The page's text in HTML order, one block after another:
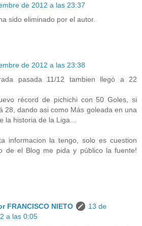
de 2012 a las 23:37
sido eliminado por el autor.
de 2012 a las 23:38
pasada 11/12 tambien llegó a 22
récord de pichichi con 50 Goles, si
28, dando asi como Más goleada en una
la historia de la Liga...
informacion la tengo, solo es cuestion
de el Blog me pida y público la fuente!
FRANCISCO NIETO
13 de
a las 0:05